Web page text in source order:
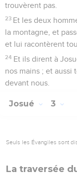
trouvèrent pas.
23 Et les deux
la montagne, et
et lui racontèrent
24 Et ils dirent à
nos mains ; et aussi
devant nous.
Josué 3
Seuls les Évangiles sont
La traversée